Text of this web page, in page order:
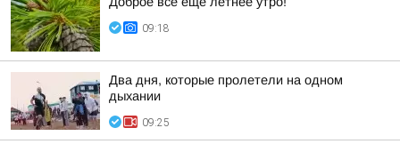
09:18
Два дня, которые пролетели на одном
дыхании
09:25